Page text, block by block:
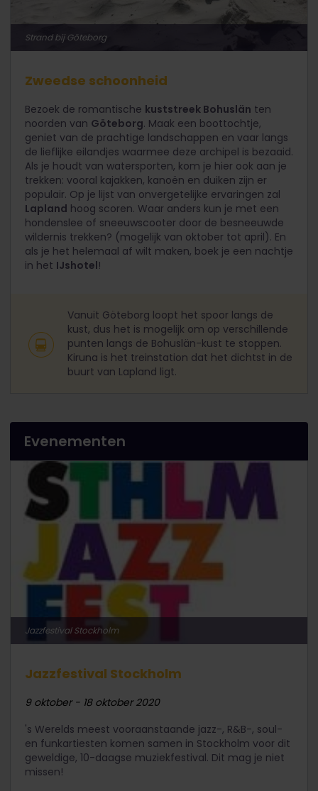
Strand bij Göteborg
Zweedse schoonheid
Bezoek de romantische kuststreek Bohuslän ten
noorden van Göteborg. Maak een boottochtje,
geniet van de prachtige landschappen en vaar langs
de lieflijke eilandjes waarmee deze archipel is bezaaid.
Als je houdt van watersporten, kom je hier ook aan je
trekken: vooral kajakken, kanoën en duiken zijn er
populair. Op je lijst van onvergetelijke ervaringen zal
Lapland hoog scoren. Waar anders kun je met een
hondenslee of sneeuwscooter door de besneeuwde
wildernis trekken? (mogelijk van oktober tot april). En
als je het helemaal af wilt maken, boek je een nachtje
in het IJshotel!
Vanuit Göteborg loopt het spoor langs de
kust, dus het is mogelijk om op verschillende
punten langs de Bohuslän-kust te stoppen.
Kiruna is het treinstation dat het dichtst in de
buurt van Lapland ligt.
Evenementen
Jazzfestival Stockholm
Jazzfestival Stockholm
9 oktober - 18 oktober 2020
's Werelds meest vooraanstaande jazz-, R&B-, soul-
en funkartiesten komen samen in Stockholm voor dit
geweldige, 10-daagse muziekfestival. Dit mag je niet
missen!